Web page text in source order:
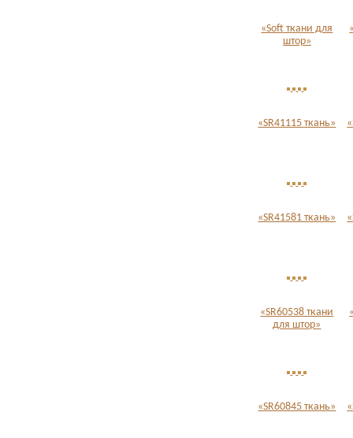
«Soft ткани для
штор»
«SR41115 ткань»
«SR41581 ткань»
«SR60538 ткани
для штор»
«SR60845 ткань»